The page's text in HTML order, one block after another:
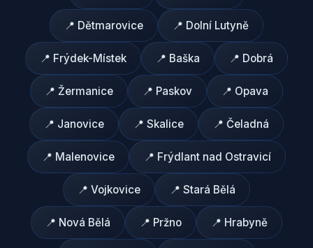
📍 Dětmarovice 📍 Dolní Lutyně
📍 Frýdek-Místek 📍 Baška 📍 Dobrá
📍 Žermanice 📍 Paskov 📍 Opava
📍 Janovice 📍 Skalice 📍 Čeladná
📍 Malenovice 📍 Frýdlant nad Ostravicí
📍 Vojkovice 📍 Stará Bělá
📍 Nová Bělá 📍 Pržno 📍 Hrabyně